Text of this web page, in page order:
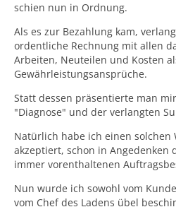
schien nun in Ordnung.
Als es zur Bezahlung kam,
ordentliche Rechnung mit allen
Arbeiten, Neuteilen und Kosten
Gewährleistungsansprüche.
Statt dessen präsentierte man
"Diagnose" und der verlangten
Natürlich habe ich einen solchen
akzeptiert, schon in Angedenken
immer vorenthaltenen
Nun wurde ich sowohl vom
vom Chef des Ladens übel